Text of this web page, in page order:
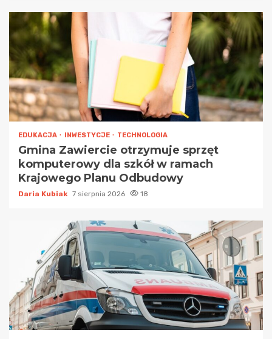
EDUKACJA INWESTYCJE TECHNOLOGIA
Gmina Zawiercie otrzymuje sprzęt
komputerowy dla szkół w ramach
Krajowego Planu Odbudowy
Daria Kubiak 7 sierpnia 2026 18